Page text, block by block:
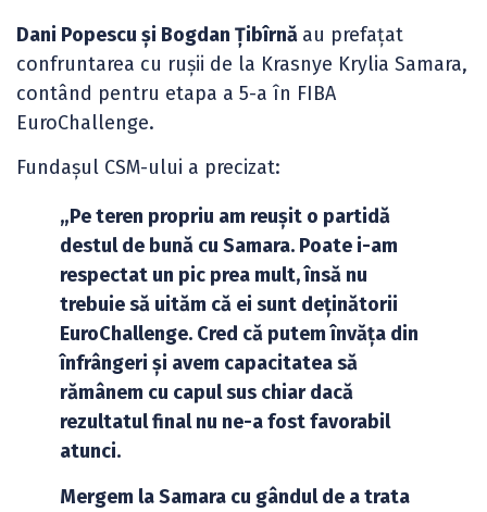
Dani Popescu și Bogdan Țibîrnă au prefațat
confruntarea cu rușii de la Krasnye Krylia Samara,
contând pentru etapa a 5-a în FIBA
EuroChallenge.
Fundașul CSM-ului a precizat:
„Pe teren propriu am reușit o partidă
destul de bună cu Samara. Poate i-am
respectat un pic prea mult, însă nu
trebuie să uităm că ei sunt deținătorii
EuroChallenge. Cred că putem învăța din
înfrângeri și avem capacitatea să
rămânem cu capul sus chiar dacă
rezultatul final nu ne-a fost favorabil
atunci.
Mergem la Samara cu gândul de a trata